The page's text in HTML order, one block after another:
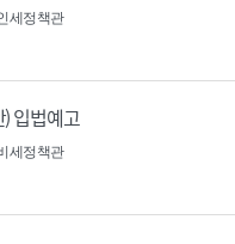
세정책관
입법예고
세정책관